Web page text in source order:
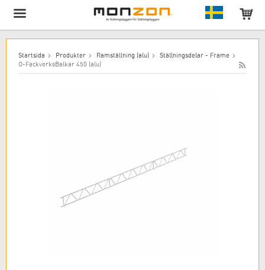
Produkten har lagts till i varukorgen!
Startsida Produkter Ramställning (alu)
Ställningsdelar - Frame
O-FackverksBalkar 450 (alu)